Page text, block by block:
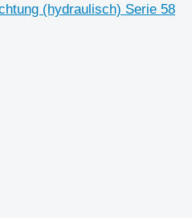
(hydraulisch) Serie 58